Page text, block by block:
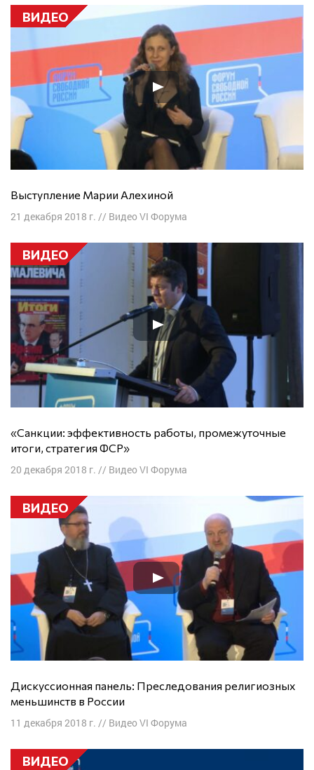
ВИДЕО
Выступление Марии Алехиной
21 декабря 2018 г. // Видео VI Форума
ВИДЕО
«Санкции: эффективность работы, промежуточные
итоги, стратегия ФСР»
20 декабря 2018 г. // Видео VI Форума
ВИДЕО
Дискуссионная панель: Преследования религиозных
меньшинств в России
11 декабря 2018 г. // Видео VI Форума
ВИДЕО